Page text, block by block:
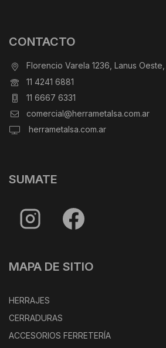
CONTACTO
Florencio Varela 1236, Lanus
11 4241 6881
11 6667 6331
comercial@herrametalsa.com.ar
herrametalsa.com.ar
SUMATE
MAPA DE SITIO
HERRAJES
CERRADURAS
ACCESORIOS FERRETERÍA